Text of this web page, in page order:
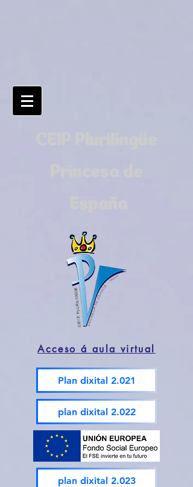
Acceso á aula virtual
Plan dixital 2.021
plan dixital 2.022
plan dixital 2.023